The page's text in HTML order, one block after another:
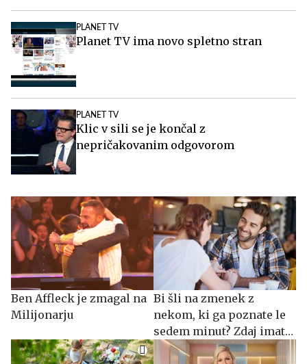
PLANET TV
Planet TV ima novo spletno stran
PLANET TV
Klic v sili se je končal z
nepričakovanim odgovorom
Ben Affleck je zmagal na
Milijonarju
Bi šli na zmenek z
nekom, ki ga poznate le
sedem minut? Zdaj imate
priložnost.